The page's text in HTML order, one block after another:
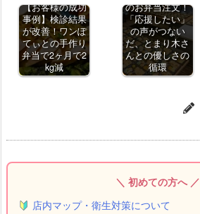
【お客様の成功
事例】検診結果
が改善！ワンぽ
てぃとの手作り
弁当で2ヶ月で2
kg減
のお弁当注文！
「応援したい」
の声がつない
だ、とまり木さ
んとの優しさの
循環
＼ 初めての方へ ／
店内マップ・衛生対策について